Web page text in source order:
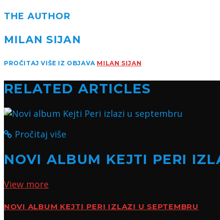
THE AUTHOR
MILAN SIJAN
PROČITAJ VIŠE IZ OBJAVA MILAN SIJAN
RELATED ARTICLES
Pročitaj više
NOVI ALBUM KEJTI PERI
View more
NOVI ALBUM KEJTI PERI IZLAZI U SEPTEMBRU